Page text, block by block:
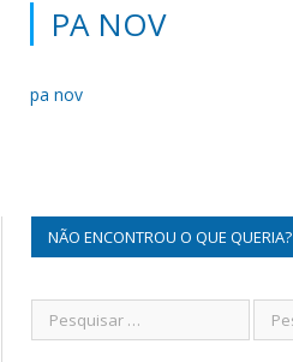
PA NOV
pa nov
NÃO ENCONTROU O QUE QUERIA?